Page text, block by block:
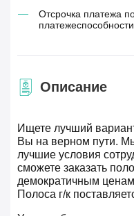
Отсрочка платежа
Описание
Ищете лучший
Вы на верном пути.
лучшие условия
сможете заказать
демократичным
Полоса г/к